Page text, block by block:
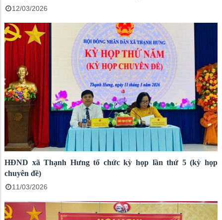
12/03/2026
HĐND xã Thạnh Hưng tổ chức kỳ họp lần thứ 5 (kỳ họp
chuyên đề)
11/03/2026